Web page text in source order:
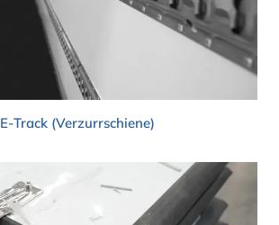
E-Track (Verzurrschiene)